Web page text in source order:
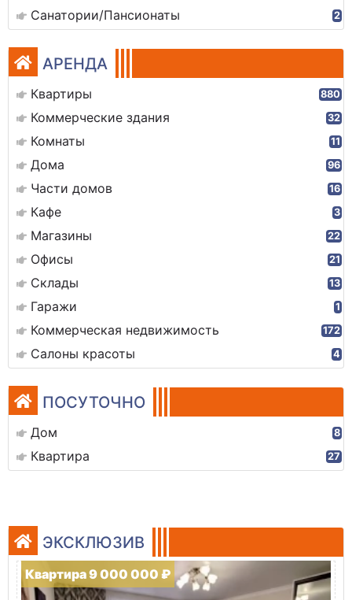
Санатории/Пансионаты 2
АРЕНДА
Квартиры 880
Коммерческие здания 32
Комнаты 11
Дома 96
Части домов 16
Кафе 3
Магазины 22
Офисы 21
Склады 13
Гаражи 1
Коммерческая недвижимость 172
Салоны красоты 4
ПОСУТОЧНО
Дом 8
Квартира 27
ЭКСКЛЮЗИВ
Квартира 9 000 000 ₽